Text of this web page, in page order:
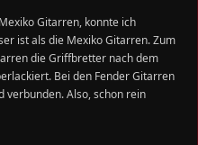
Gitarren, konnte ich
ist als die Mexiko Gitarren. Zum
die Griffbretter nach dem
. Bei den Fender Gitarren
Also, schon rein